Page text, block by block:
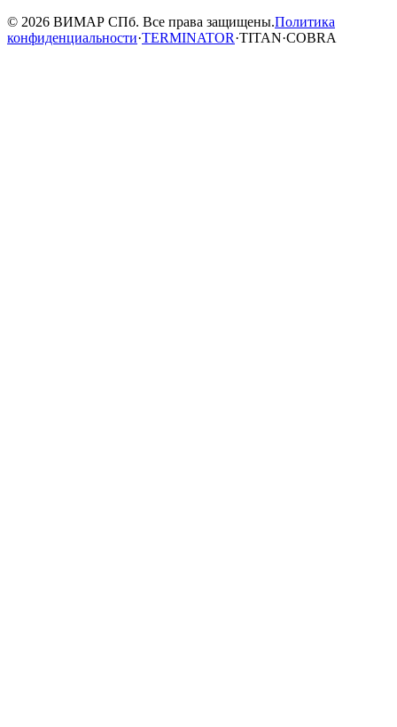
© 2026 ВИМАР СПб. Все права защищены.Политика
конфиденциальности·TERMINATOR·TITAN·COBRA